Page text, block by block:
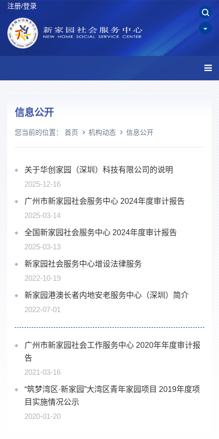
注册/登录
信息公开
您当前的位置： 首页 机构动态 信息公开
关于华创家园（深圳）科技有限公司的说明
2025-12-16
广州市新家园社会服务中心 2024年度审计报告
2025-03-14
全国新家园社会服务中心 2024年度审计报告
2025-03-13
新家园社会服务中心增设法律服务
2022-10-19
新家园港澳长者内地安老服务中心（深圳）简介
2022-07-01
广州市新家园社会工作服务中心 2020年年度审计报
告
2021-03-16
“筑梦湾区·新家园”大湾区青年家园项目 2019年度项
目实施情况公示
2020-01-20